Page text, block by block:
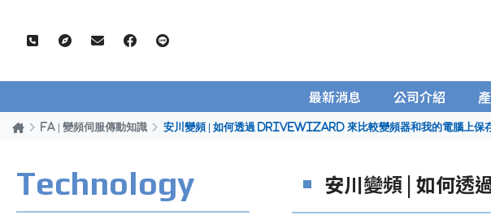
最新消息 公司介紹
FA | 變頻伺服傳動知識 安川變頻 | 如何透過 DriveWizard 來比較變頻器和我的電腦上保
Technology 安川變頻 | 如何透